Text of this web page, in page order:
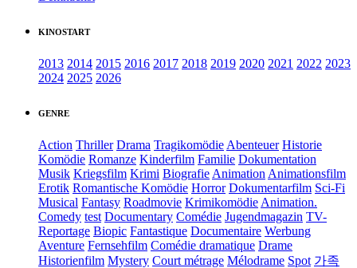
KINOSTART
2013 2014 2015 2016 2017 2018 2019 2020 2021 2022 2023
2024 2025 2026
GENRE
Action Thriller Drama Tragikomödie Abenteuer Historie
Komödie Romanze Kinderfilm Familie Dokumentation
Musik Kriegsfilm Krimi Biografie Animation Animationsfilm
Erotik Romantische Komödie Horror Dokumentarfilm Sci-Fi
Musical Fantasy Roadmovie Krimikomödie Animation.
Comedy test Documentary Comédie Jugendmagazin TV-
Reportage Biopic Fantastique Documentaire Werbung
Aventure Fernsehfilm Comédie dramatique Drame
Historienfilm Mystery Court métrage Mélodrame Spot 가족